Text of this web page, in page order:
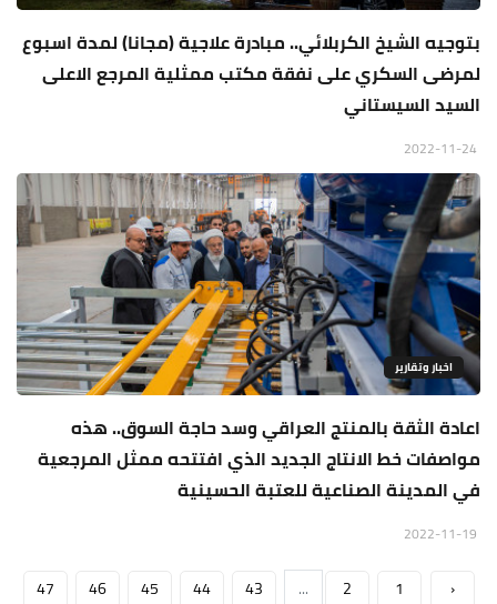
بتوجيه الشيخ الكربلائي.. مبادرة علاجية (مجانا) لمدة اسبوع
لمرضى السكري على نفقة مكتب ممثلية المرجع الاعلى
السيد السيستاني
اخبار وتقارير
اعادة الثقة بالمنتج العراقي وسد حاجة السوق.. هذه
مواصفات خط الانتاج الجديد الذي افتتحه ممثل المرجعية
في المدينة الصناعية للعتبة الحسينية
‹
1
2
...
43
44
45
46
47